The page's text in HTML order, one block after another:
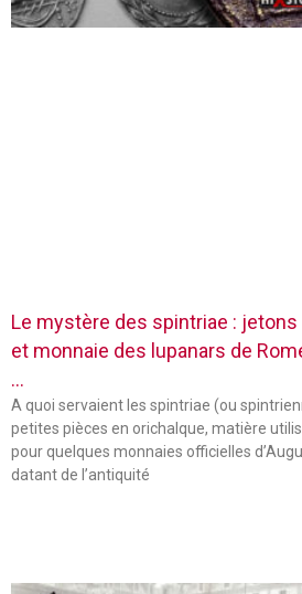
Le mystère des spintriae : jetons
et monnaie des lupanars de
…
A quoi servaient les spintriae (ou
petites pièces en orichalque, matière
pour quelques monnaies officielles
datant de l’antiquité